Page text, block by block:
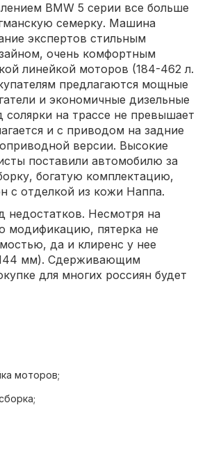
BMW 5 серии все больше
семерку. Машина
экспертов стильным
очень комфортным
линейкой моторов (184-462 л.
предлагаются мощные
и экономичные дизельные
солярки на трассе не превышает
и с приводом на задние
версии. Высокие
поставили автомобилю за
богатую комплектацию,
с отделкой из кожи Наппа.
недостатков. Несмотря на
модификацию, пятерка не
да и клиренс у нее
мм). Сдерживающим
для многих россиян будет
моторов;